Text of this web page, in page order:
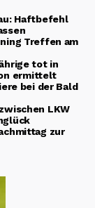
Haftbefehl
Treffen am
tot in
ermittelt
bei der Bald
LKW
zur